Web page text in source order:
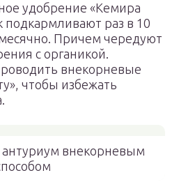
удобрение «Кемира
подкармливают раз в 10
Причем чередуют
с органикой.
внекорневые
чтобы избежать
внекорневым